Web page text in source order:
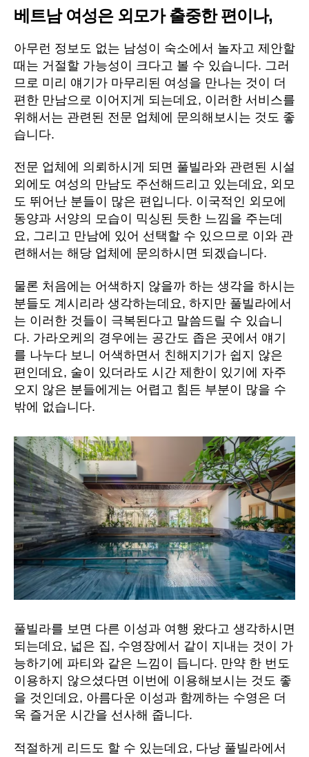
베트남 여성은 외모가 출중한 편이나,
아무런 정보도 없는 남성이 숙소에서 놀자고 제안할
때는 거절할 가능성이 크다고 볼 수 있습니다. 그러
므로 미리 얘기가 마무리된 여성을 만나는 것이 더
편한 만남으로 이어지게 되는데요, 이러한 서비스를
위해서는 관련된 전문 업체에 문의해보시는 것도 좋
습니다.
전문 업체에 의뢰하시게 되면 풀빌라와 관련된 시설
외에도 여성의 만남도 주선해드리고 있는데요, 외모
도 뛰어난 분들이 많은 편입니다. 이국적인 외모에
동양과 서양의 모습이 믹싱된 듯한 느낌을 주는데
요, 그리고 만남에 있어 선택할 수 있으므로 이와 관
련해서는 해당 업체에 문의하시면 되겠습니다.
물론 처음에는 어색하지 않을까 하는 생각을 하시는
분들도 계시리라 생각하는데요, 하지만 풀빌라에서
는 이러한 것들이 극복된다고 말씀드릴 수 있습니
다. 가라오케의 경우에는 공간도 좁은 곳에서 얘기
를 나누다 보니 어색하면서 친해지기가 쉽지 않은
편인데요, 술이 있더라도 시간 제한이 있기에 자주
오지 않은 분들에게는 어렵고 힘든 부분이 많을 수
밖에 없습니다.
풀빌라를 보면 다른 이성과 여행 왔다고 생각하시면
되는데요, 넓은 집, 수영장에서 같이 지내는 것이 가
능하기에 파티와 같은 느낌이 듭니다. 만약 한 번도
이용하지 않으셨다면 이번에 이용해보시는 것도 좋
을 것인데요, 아름다운 이성과 함께하는 수영은 더
욱 즐거운 시간을 선사해 줍니다.
적절하게 리드도 할 수 있는데요, 다낭 풀빌라에서